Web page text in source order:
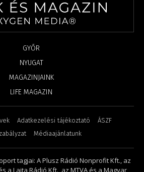
GYŐR
NYUGAT
MAGAZINJAINK
LIFE MAGAZIN
Adatkezelési tájékoztató
ÁSZF
Médiaajánlatunk
tagjai: A Plusz Rádió Nonprofit Kft., az
a Lajta Rádió Kft., az MTVA és a Magyar